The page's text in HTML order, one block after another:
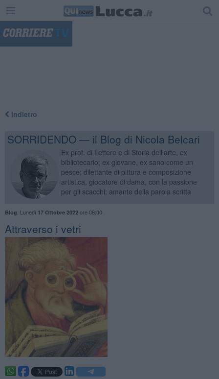
Indietro
SORRIDENDO — il Blog di Nicola Belcari
Ex prof. di Lettere e di Storia dell’arte, ex
bibliotecario; ex giovane, ex sano come un
pesce; dilettante di pittura e composizione
artistica, giocatore di dama, con la passione
per gli scacchi; amante della parola scritta
Blog Lunedì 17 Ottobre 2022ore 08:00
Attraverso i vetri